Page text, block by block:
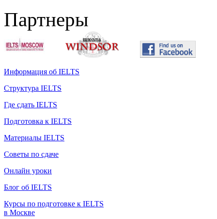
Партнеры
Информация об IELTS
Структура IELTS
Где сдать IELTS
Подготовка к IELTS
Материалы IELTS
Советы по сдаче
Онлайн уроки
Блог об IELTS
Курсы по подготовке к IELTS
в Москве